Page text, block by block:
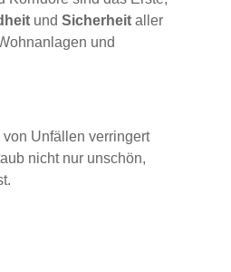
undSicherheit aller
und
Unfällen verringert
nicht nur unschön,